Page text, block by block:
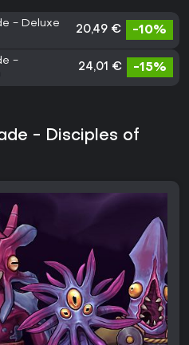
- Deluxe
20,49 € -10%
-
24,01 € -15%
- Disciples of